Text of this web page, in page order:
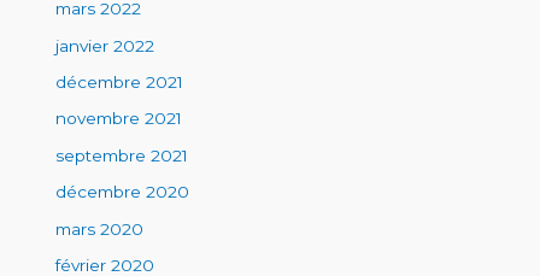
mars 2022
janvier 2022
décembre 2021
novembre 2021
septembre 2021
décembre 2020
mars 2020
février 2020